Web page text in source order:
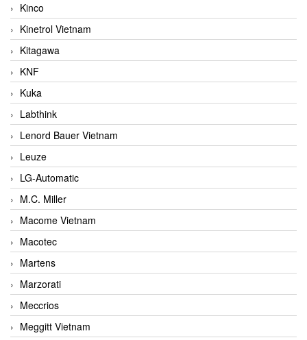
Kinco
Kinetrol Vietnam
Kitagawa
KNF
Kuka
Labthink
Lenord Bauer Vietnam
Leuze
LG-Automatic
M.C. Miller
Macome Vietnam
Macotec
Martens
Marzorati
Meccrios
Meggitt Vietnam